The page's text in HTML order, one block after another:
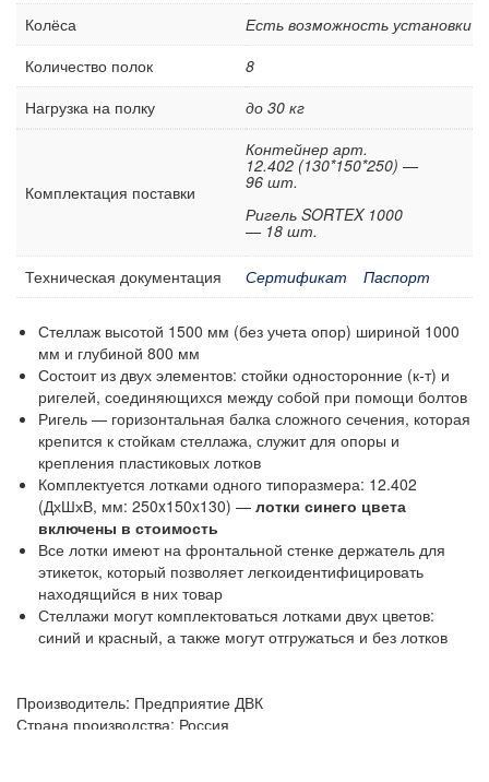
Колёса
Есть возможность установки
Количество полок
8
Нагрузка на полку
до 30 кг
Комплектация поставки
Контейнер арт.
12.402 (130*150*250) —
96 шт.
Ригель SORTEX 1000
— 18 шт.
Техническая документация Сертификат Паспорт
Стеллаж высотой 1500 мм (без учета опор) шириной 1000
мм и глубиной 800 мм
Состоит из двух элементов: стойки односторонние (к-т) и
ригелей, соединяющихся между собой при помощи болтов
Ригель — горизонтальная балка сложного сечения, которая
крепится к стойкам стеллажа, служит для опоры и
крепления пластиковых лотков
Комплектуется лотками одного типоразмера: 12.402
(ДхШхВ, мм: 250x150x130) — лотки синего цвета
включены в стоимость
Все лотки имеют на фронтальной стенке держатель для
этикеток, который позволяет легкоидентифицировать
находящийся в них товар
Стеллажи могут комплектоваться лотками двух цветов:
синий и красный, а также могут отгружаться и без лотков
Производитель: Предприятие ДВК
Страна производства: Россия